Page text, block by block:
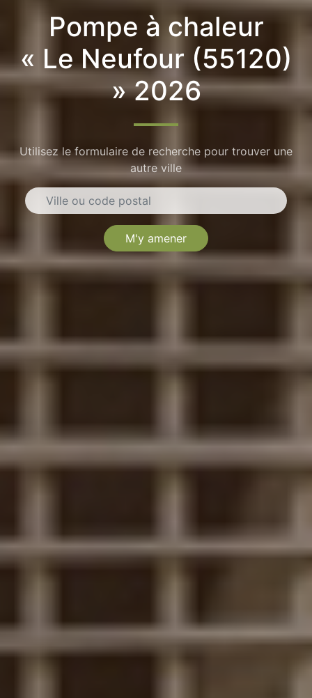
Pompe à chaleur
« Le Neufour (55120)
» 2026
Utilisez le formulaire de recherche pour trouver une
autre ville
M'y amener